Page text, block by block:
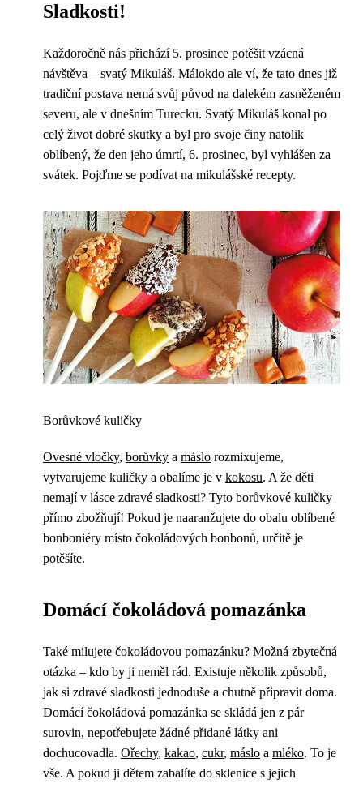
Sladkosti!
Každoročně nás přichází 5. prosince potěšit vzácná
návštěva – svatý Mikuláš. Málokdo ale ví, že tato dnes již
tradiční postava nemá svůj původ na dalekém zasněženém
severu, ale v dnešním Turecku. Svatý Mikuláš konal po
celý život dobré skutky a byl pro svoje činy natolik
oblíbený, že den jeho úmrtí, 6. prosinec, byl vyhlášen za
svátek. Pojďme se podívat na mikulášské recepty.
Borůvkové kuličky
Ovesné vločky, borůvky a máslo rozmixujeme,
vytvarujeme kuličky a obalíme je v kokosu. A že děti
nemají v lásce zdravé sladkosti? Tyto borůvkové kuličky
přímo zbožňují! Pokud je naaranžujete do obalu oblíbené
bonboniéry místo čokoládových bonbonů, určitě je
potěšíte.
Domácí čokoládová pomazánka
Také milujete čokoládovou pomazánku? Možná zbytečná
otázka – kdo by ji neměl rád. Existuje několik způsobů,
jak si zdravé sladkosti jednoduše a chutně připravit doma.
Domácí čokoládová pomazánka se skládá jen z pár
surovin, nepotřebujete žádné přidané látky ani
dochucovadla. Ořechy, kakao, cukr, máslo a mléko. To je
vše. A pokud ji dětem zabalíte do sklenice s jejich